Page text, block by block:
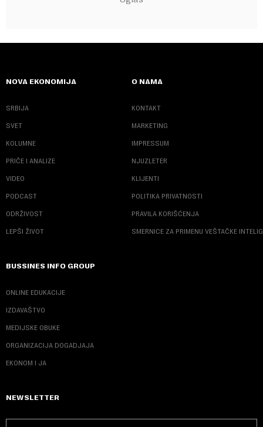
NOVA EKONOMIJA
SRBIJA
SVET
KOLUMNE
PRIČE I ANALIZE
VIDEO
PODCAST
ODRŽIVOST
LEPŠI ŽIVOT
O NAMA
KONTAKT
MARKETING
IMPRESSUM
NJUZLETER
KLIJENTI
POLITIKA PRIVATNOSTI
PRAVILA KORIŠĆENJA
SMERNICE ZA PRIMENU VEŠTAČKE
BUSSINES INFO GROUP
ONLINE EDUKACIJE
IZDAVAŠTVO
MEDIJSKE OBUKE
ORGANIZACIJA DOGADJAJA
EKONOM I JA
NEWSLETTER